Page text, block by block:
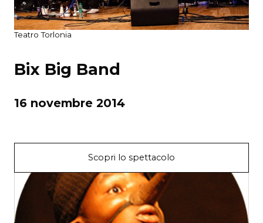
Teatro Torlonia
Bix Big Band
16 novembre 2014
Scopri lo spettacolo